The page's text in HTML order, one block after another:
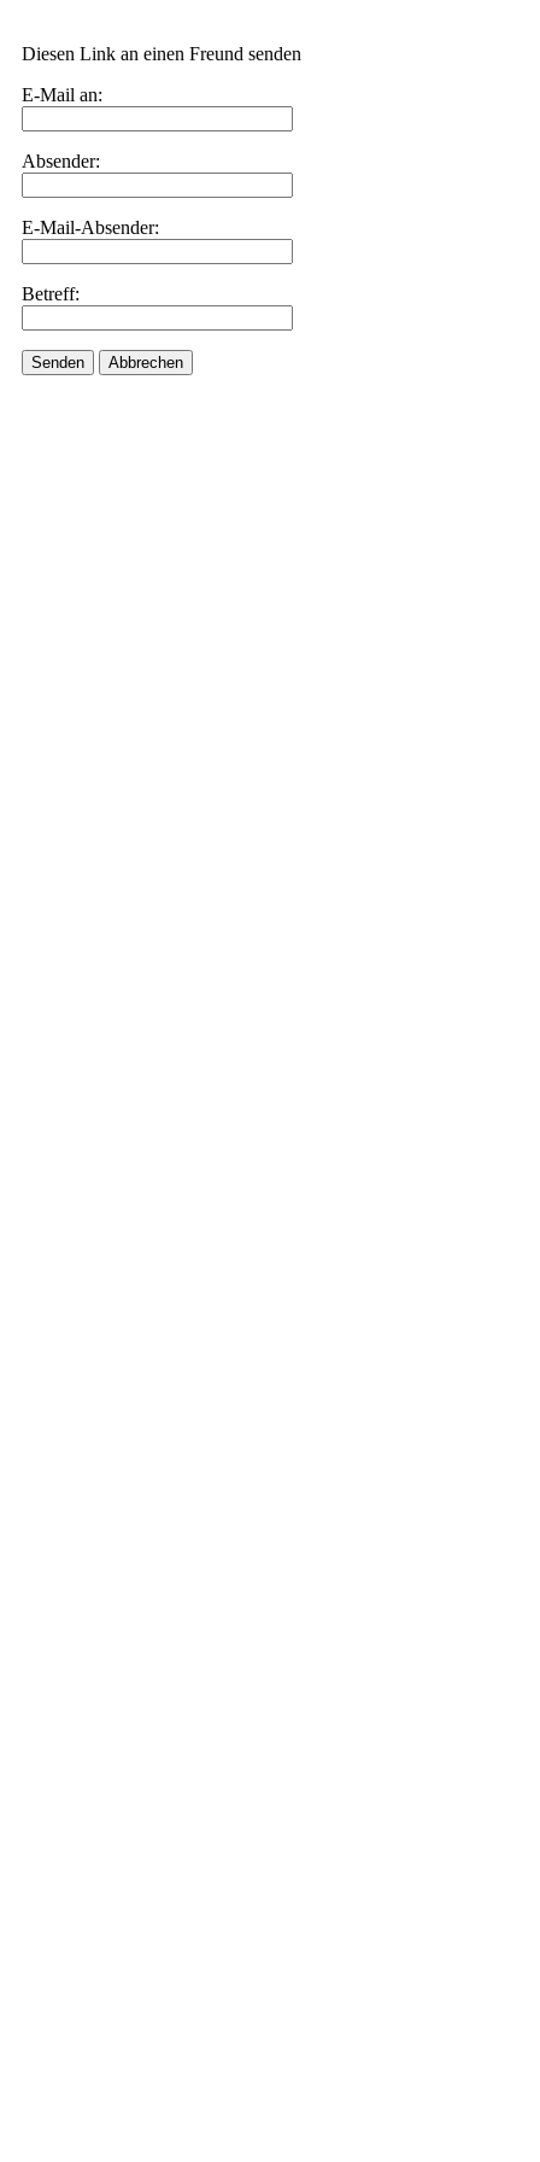
Diesen Link an einen Freund senden
E-Mail an:
Absender:
E-Mail-Absender:
Betreff:
Senden Abbrechen